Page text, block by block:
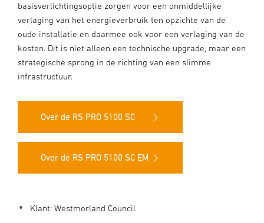
basisverlichtingsoptie zorgen voor een onmiddellijke
verlaging van het energieverbruik ten opzichte van de
oude installatie en daarmee ook voor een verlaging van de
kosten. Dit is niet alleen een technische upgrade, maar een
strategische sprong in de richting van een slimme
infrastructuur.
Over de RS PRO 5100 SC
Over de RS PRO 5100 SC EM
Klant: Westmorland Council